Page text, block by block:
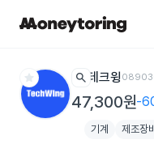
star search 테크윙
47,300원-
기계 제조장비